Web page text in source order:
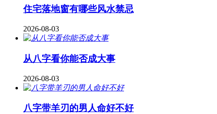
住宅落地窗有哪些风水禁忌
2026-08-03
从八字看你能否成大事
2026-08-03
八字带羊刃的男人命好不好